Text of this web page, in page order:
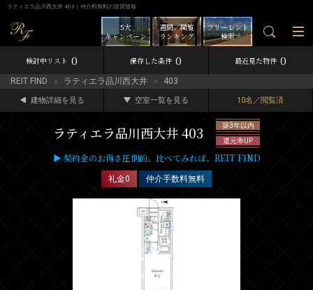
ラティエラ品川西大井 403｜仲介料無料の賃貸情報
フリーレント
検索
週間／閲覧
ランキング
5大
キャンペーン
検討中リスト 0 保存した条件 0 最近見た物件 0
REIT FIND ラティエラ品川西大井 403
建物詳細を見る 空室一覧を見る 10名／閲覧済
ラティエラ品川西大井 403
築3年以内
還元率UP
▶ 契約金のお得さ圧倒的。比べてみれば、REIT FIND
礼金0 仲介手数料無料